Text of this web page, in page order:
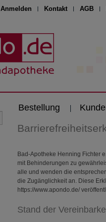
Anmelden Kontakt AGB
Bestellung
Bad-Apotheke Henning Fichter
mit Behinderungen zu
alle und wenden die
die Zugänglichkeit an. Diese
https://www.apondo.de/
Stand der